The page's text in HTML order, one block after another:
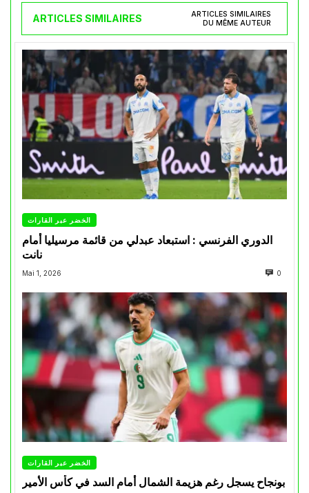
ARTICLES SIMILAIRES
ARTICLES SIMILAIRES
DU MÊME AUTEUR
الخضر عبر القارات
الدوري الفرنسي : استبعاد عبدلي من قائمة مرسيليا أمام
نانت
Mai 1, 2026 0
الخضر عبر القارات
بونجاح يسجل رغم هزيمة الشمال أمام السد في كأس الأمير